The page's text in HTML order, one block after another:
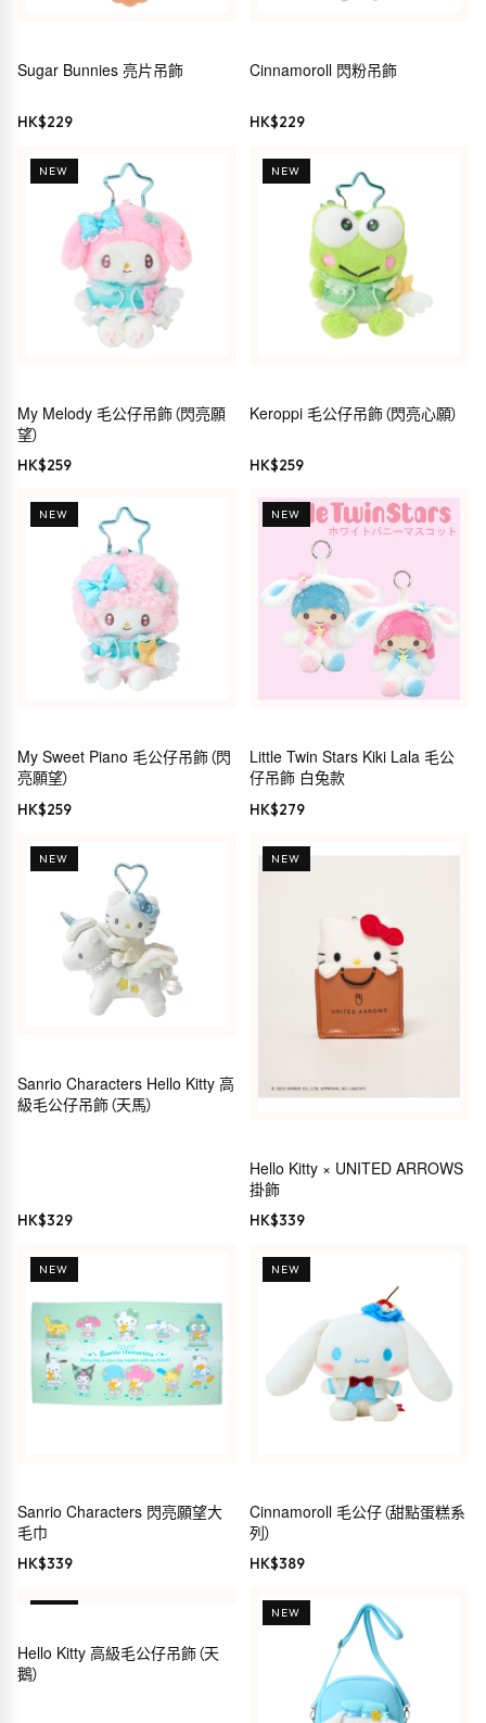
Sugar Bunnies 亮片吊飾
HK$229
Cinnamoroll 閃粉吊飾
HK$229
NEW
My Melody 毛公仔吊飾（閃亮願
望）
HK$259
NEW
Keroppi 毛公仔吊飾（閃亮心願）
HK$259
NEW
My Sweet Piano 毛公仔吊飾（閃
亮願望）
HK$259
NEW
Little Twin Stars Kiki Lala 毛公
仔吊飾 白兔款
HK$279
NEW
Sanrio Characters Hello Kitty 高
級毛公仔吊飾（天馬）
HK$329
NEW
Hello Kitty × UNITED ARROWS
掛飾
HK$339
NEW
Sanrio Characters 閃亮願望大
毛巾
HK$339
NEW
Cinnamoroll 毛公仔（甜點蛋糕系
列）
HK$389
NEW